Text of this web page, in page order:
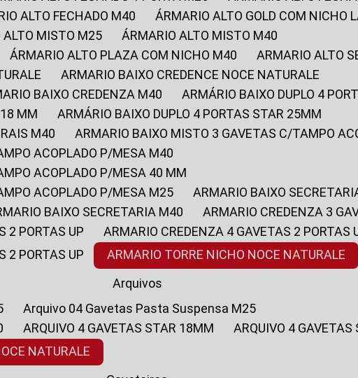
ALTO FECHADO M40
ÁRMARIO ALTO GOLD COM NICHO
ALTO MISTO M25
ÁRMARIO ALTO MISTO M40
ÁRMARIO ALTO PLAZA COM NICHO M40
ARMARIO ALTO
ARMARIO BAIXO CREDENCE NOCE NATURALE
BAIXO CREDENZA M40
ARMÁRIO BAIXO DUPLO 4
18 MM
ARMÁRIO BAIXO DUPLO 4 PORTAS STAR 25MM
M40
ARMARIO BAIXO MISTO 3 GAVETAS C/TAMPO
ACOPLADO P/MESA M40
ACOPLADO P/MESA 40 MM
ACOPLADO P/MESA M25
ARMARIO BAIXO
BAIXO SECRETARIA M40
ARMARIO CREDENZA 3
2 PORTAS UP
ARMARIO CREDENZA 4 GAVETAS 2 PORTAS
2 PORTAS UP
ARMARIO TORRE NICHO NOCE NATURALE
Arquivos
Arquivo 04 Gavetas Pasta Suspensa M25
ARQUIVO 4 GAVETAS STAR 18MM
ARQUIVO 4
NATURALE